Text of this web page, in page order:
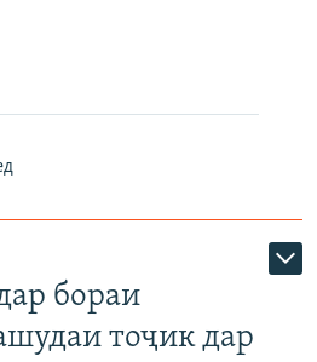
бораи
тоҷик дар